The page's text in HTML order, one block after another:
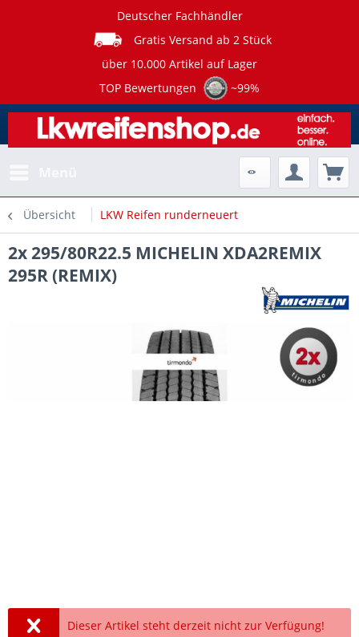
Deutscher Fachhändler
Gratis Versand ab 2 Stück
über 10.000 Artikel auf Lager
TOP Bewertungen
~99%
Übersicht LKW Reifen runderneuert
2x 295/80R22.5 MICHELIN XDA2REMIX
295R (REMIX)
Dieser Artikel steht derzeit nicht zur Verfügung!